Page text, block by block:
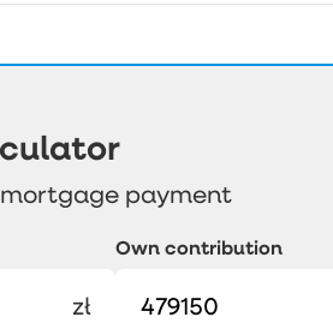
payment
zł
Own contribution